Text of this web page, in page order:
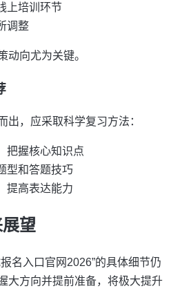
上培训环节
调整
动向尤为关键。
出，应采取科学复习方法：
把握核心知识点
型和答题技巧
提高表达能力
望
名入口官网2026”的具体细节仍
大方向并提前准备，将极大提升